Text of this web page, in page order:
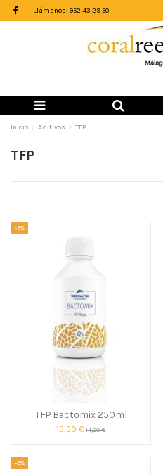
Llámanos: 952 43 29 50
Inicio Aditivos TFP
TFP
-5%
TFP Bactomix 250ml
13,30 €14,00 €
-5%